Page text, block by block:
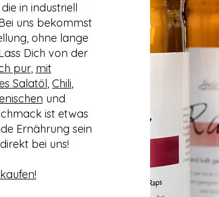
in industriell
uns bekommst
ohne lange
Dich von der
pur, mit
Salatöl, Chili,
und
ist etwas
Ernährung sein
bei uns!